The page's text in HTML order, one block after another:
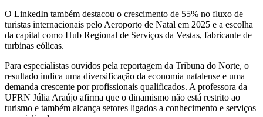
O LinkedIn também destacou o crescimento de 55% no fluxo de
turistas internacionais pelo Aeroporto de Natal em 2025 e a escolha
da capital como Hub Regional de Serviços da Vestas, fabricante de
turbinas eólicas.
Para especialistas ouvidos pela reportagem da Tribuna do Norte, o
resultado indica uma diversificação da economia natalense e uma
demanda crescente por profissionais qualificados. A professora da
UFRN Júlia Araújo afirma que o dinamismo não está restrito ao
turismo e também alcança setores ligados a conhecimento e serviços